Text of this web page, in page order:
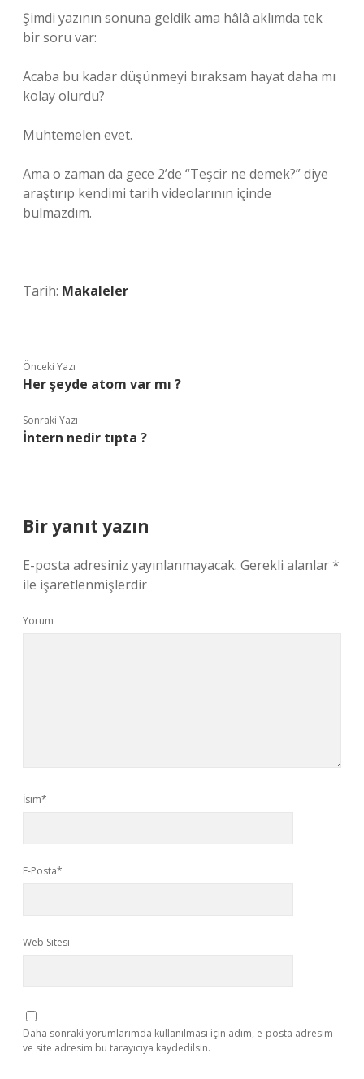
Şimdi yazının sonuna geldik ama hâlâ aklımda tek
bir soru var:
Acaba bu kadar düşünmeyi bıraksam hayat daha mı
kolay olurdu?
Muhtemelen evet.
Ama o zaman da gece 2’de “Teşcir ne demek?” diye
araştırıp kendimi tarih videolarının içinde
bulmazdım.
Tarih: Makaleler
Önceki Yazı
Her şeyde atom var mı ?
Sonraki Yazı
İntern nedir tıpta ?
Bir yanıt yazın
E-posta adresiniz yayınlanmayacak. Gerekli alanlar*
ile işaretlenmişlerdir
Yorum
İsim*
E-Posta*
Web Sitesi
Daha sonraki yorumlarımda kullanılması için adım, e-posta adresim
ve site adresim bu tarayıcıya kaydedilsin.